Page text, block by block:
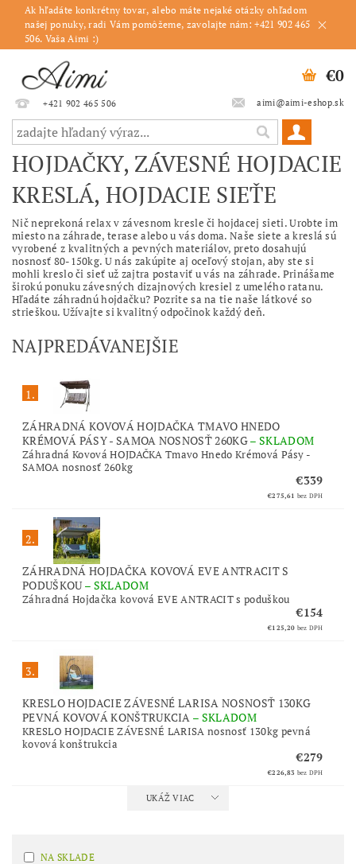
Ak hľadáte konkrétny tovar, alebo máte nejaké otázky ohľadom
našej ponuky, radi Vám pomôžeme, zavolajte nám: +421 902 465
506. Vaša Aimi :)
+421 902 465 506 aimi@aimi-eshop.sk
€0
HOJDAČKY, ZÁVESNÉ HOJDACIE
KRESLÁ, HOJDACIE SIEŤE
Nič neprekoná relax v závesnom kresle či hojdacej sieti. Urobte im
miesto na záhrade, terase alebo u vás doma. Naše siete a kreslá sú
vyrobené z kvalitných a pevných materiálov, preto dosahujú
nosnosť 80-150kg. U nás zakúpite aj oceľový stojan, aby ste si
mohli kreslo či sieť už zajtra postaviť u vás na záhrade. Prinášame
širokú ponuku závesných dizajnových kresiel z umelého ratanu.
Hľadáte záhradnú hojdačku? Pozrite sa na tie naše látkové so
strieškou. Užívajte si kvalitný odpočinok každý deň.
NAJPREDÁVANEJŠIE
1.
ZÁHRADNÁ KOVOVÁ HOJDAČKA TMAVO HNEDO
KRÉMOVÁ PÁSY - SAMOA NOSNOSŤ 260KG– SKLADOM
Záhradná Kovová HOJDAČKA Tmavo Hnedo Krémová Pásy -
SAMOA nosnosť 260kg
€339
€275,61 bez DPH
2.
ZÁHRADNÁ HOJDAČKA KOVOVÁ EVE ANTRACIT S
PODUŠKOU– SKLADOM
Záhradná Hojdačka kovová EVE ANTRACIT s poduškou
€154
€125,20 bez DPH
3.
KRESLO HOJDACIE ZÁVESNÉ LARISA NOSNOSŤ 130KG
PEVNÁ KOVOVÁ KONŠTRUKCIA – SKLADOM
KRESLO HOJDACIE ZÁVESNÉ LARISA nosnosť 130kg pevná
kovová konštrukcia
€279
€226,83 bez DPH
UKÁŽ VIAC
NA SKLADE